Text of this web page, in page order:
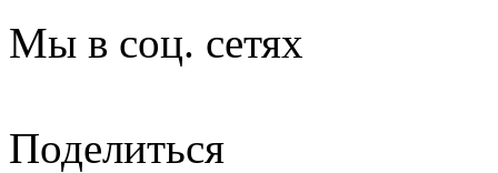
Мы в соц. сетях
Поделиться